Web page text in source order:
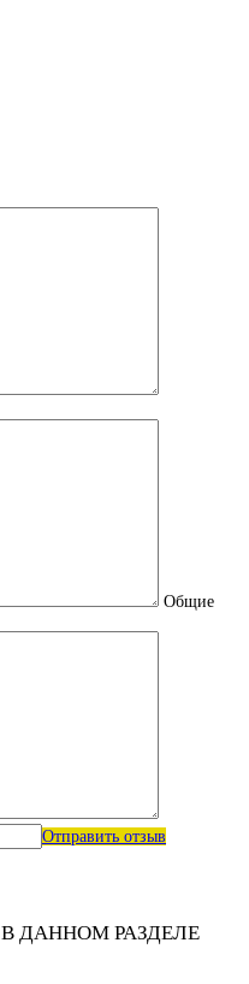
Общие
Отправить отзыв
В ДАННОМ РАЗДЕЛЕ